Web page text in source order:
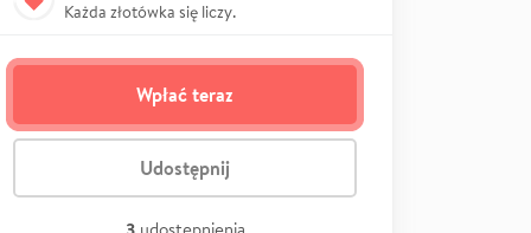
Każda złotówka się liczy.
Wpłać teraz
Udostępnij